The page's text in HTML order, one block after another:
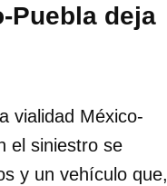
Puebla deja
vialidad México-
el siniestro se
y un vehículo que,